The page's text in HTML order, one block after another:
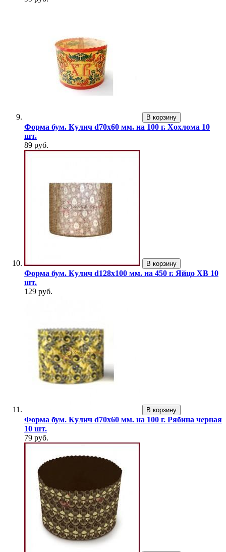
В корзину
Форма бум. Кулич d70х60 мм. на 100 г. Хохлома 10
шт.
89 руб.
В корзину
Форма бум. Кулич d128х100 мм. на 450 г. Яйцо ХВ 10
шт.
129 руб.
В корзину
Форма бум. Кулич d70х60 мм. на 100 г. Рябина черная
10 шт.
79 руб.